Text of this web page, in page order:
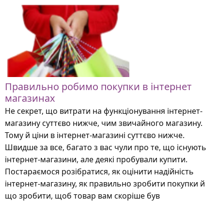
Правильно робимо покупки в інтернет
магазинах
Не секрет, що витрати на функціонування інтернет-
магазину суттєво нижче, чим звичайного магазину.
Тому й ціни в інтернет-магазині суттєво нижче.
Швидше за все, багато з вас чули про те, що існують
інтернет-магазини, але деякі пробували купити.
Постараємося розібратися, як оцінити надійність
інтернет-магазину, як правильно зробити покупки й
що зробити, щоб товар вам скоріше був